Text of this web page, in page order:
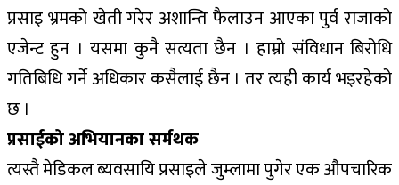
प्रसाइ भ्रमको खेती गरेर अशान्ति फैलाउन आएका पुर्व राजाको
एजेन्ट हुन । यसमा कुनै सत्यता छैन । हाम्रो संविधान बिरोधि
गतिबिधि गर्ने अधिकार कसैलाई छैन । तर त्यही कार्य भइरहेको
छ ।
प्रसाईको अभियानका सर्मथक
त्यस्तै मेडिकल ब्यवसायि प्रसाइले जुम्लामा पुगेर एक औपचारिक